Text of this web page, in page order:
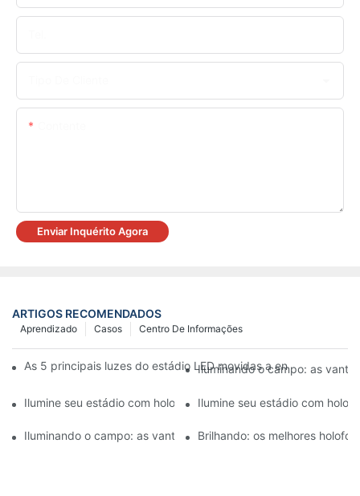
Enviar Inquérito Agora
ARTIGOS RECOMENDADOS
Centro De Informações
Casos
Aprendizado
As 5 principais luzes do estádio LED movidas a energia solar
Iluminando o campo: as
Ilumine seu estádio com holofotes LED de alta potência
Ilumine seu estádio com
Iluminando o campo: as vantagens dos holofotes LED para
Brilhando: os melhores